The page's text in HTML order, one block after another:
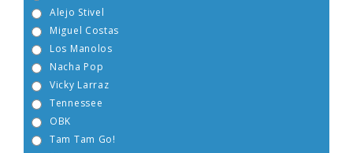
Alejo Stivel
Miguel Costas
Nacha Pop
Vicky Larraz